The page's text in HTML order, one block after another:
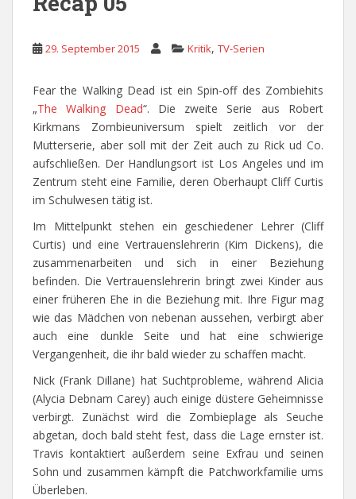
29. September 2015 Kritik, TV-Serien
Fear the Walking Dead ist ein Spin-off des Zombiehits
„The Walking Dead“. Die zweite Serie aus Robert
Kirkmans Zombieuniversum spielt zeitlich vor der
Mutterserie, aber soll mit der Zeit auch zu Rick ud Co.
aufschließen. Der Handlungsort ist Los Angeles und im
Zentrum steht eine Familie, deren Oberhaupt Cliff Curtis
im Schulwesen tätig ist.
Im Mittelpunkt stehen ein geschiedener Lehrer (Cliff
Curtis) und eine Vertrauenslehrerin (Kim Dickens), die
zusammenarbeiten und sich in einer Beziehung
befinden. Die Vertrauenslehrerin bringt zwei Kinder aus
einer früheren Ehe in die Beziehung mit. Ihre Figur mag
wie das Mädchen von nebenan aussehen, verbirgt aber
auch eine dunkle Seite und hat eine schwierige
Vergangenheit, die ihr bald wieder zu schaffen macht.
Nick (Frank Dillane) hat Suchtprobleme, während Alicia
(Alycia Debnam Carey) auch einige düstere Geheimnisse
verbirgt. Zunächst wird die Zombieplage als Seuche
abgetan, doch bald steht fest, dass die Lage ernster ist.
Travis kontaktiert außerdem seine Exfrau und seinen
Sohn und zusammen kämpft die Patchworkfamilie ums
Überleben.